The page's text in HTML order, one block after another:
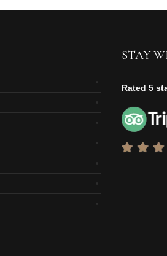
STAY
Rated 5